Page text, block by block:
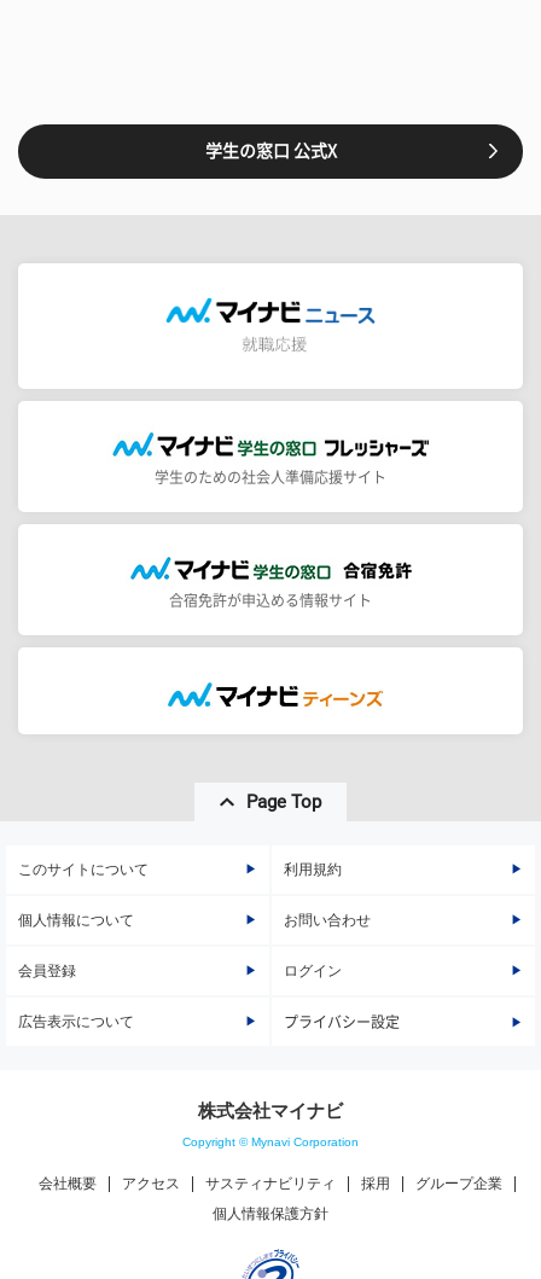
学生の窓口 公式X
学生のための社会人準備応援サイト
合宿免許が申込める情報サイト
Page Top
このサイトについて 利用規約
個人情報について お問い合わせ
会員登録 ログイン
広告表示について プライバシー設定
株式会社マイナビ
Copyright © Mynavi Corporation
会社概要 アクセス サスティナビリティ 採用
グループ企業
個人情報保護方針